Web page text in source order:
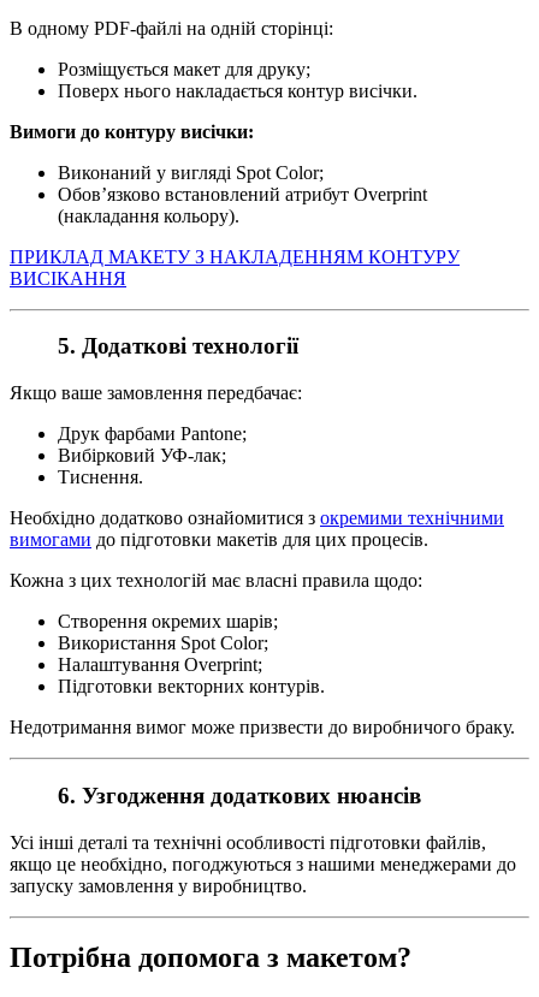
В одному PDF-файлі на одній сторінці:
Розміщується макет для друку;
Поверх нього накладається контур висічки.
Вимоги до контуру висічки:
Виконаний у вигляді Spot Color;
Обов’язково встановлений атрибут Overprint
(накладання кольору).
ПРИКЛАД МАКЕТУ З НАКЛАДЕННЯМ КОНТУРУ
ВИСІКАННЯ
5. Додаткові технології
Якщо ваше замовлення передбачає:
Друк фарбами Pantone;
Вибірковий УФ-лак;
Тиснення.
Необхідно додатково ознайомитися з окремими технічними
вимогами до підготовки макетів для цих процесів.
Кожна з цих технологій має власні правила щодо:
Створення окремих шарів;
Використання Spot Color;
Налаштування Overprint;
Підготовки векторних контурів.
Недотримання вимог може призвести до виробничого браку.
6. Узгодження додаткових нюансів
Усі інші деталі та технічні особливості підготовки файлів,
якщо це необхідно, погоджуються з нашими менеджерами до
запуску замовлення у виробництво.
Потрібна допомога з макетом?